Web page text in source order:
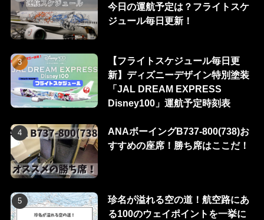
今日の運航予定は？フライトスケ
ジュール毎日更新！
【フライトスケジュール毎日更
新】ディズニーデザイン特別塗装
「JAL DREAM EXPRESS
Disney100」運航予定時刻表
ANAボーイングB737-800(738)お
すすめの座席！勝ち席はここだ！
珍名が溢れる空の道！航空路にあ
る100のウェイポイントを一挙に